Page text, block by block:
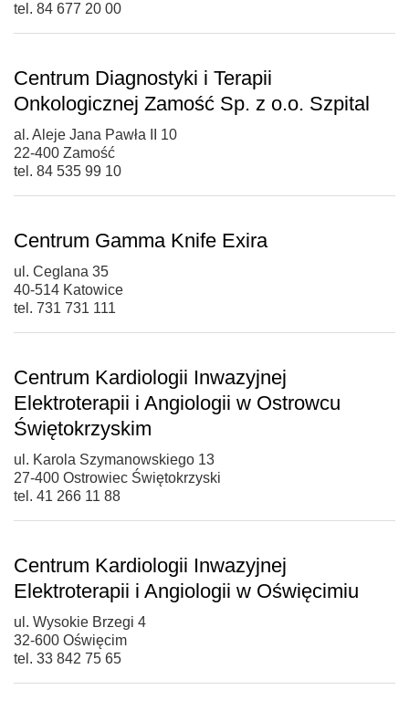
tel. 84 677 20 00
Centrum Diagnostyki i Terapii
Onkologicznej Zamość Sp. z o.o. Szpital
al. Aleje Jana Pawła II 10
22-400 Zamość
tel. 84 535 99 10
Centrum Gamma Knife Exira
ul. Ceglana 35
40-514 Katowice
tel. 731 731 111
Centrum Kardiologii Inwazyjnej
Elektroterapii i Angiologii w Ostrowcu
Świętokrzyskim
ul. Karola Szymanowskiego 13
27-400 Ostrowiec Świętokrzyski
tel. 41 266 11 88
Centrum Kardiologii Inwazyjnej
Elektroterapii i Angiologii w Oświęcimiu
ul. Wysokie Brzegi 4
32-600 Oświęcim
tel. 33 842 75 65